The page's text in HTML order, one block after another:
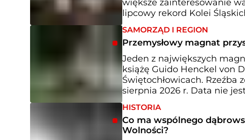
większe zainteresowanie
lipcowy rekord Kolei
SAMORZĄD I REGION
Przemysłowy magnat
Jeden z największych
książę Guido Henckel von
Świętochłowicach. Rzeźba
sierpnia 2026 r. Data nie
HISTORIA
Co ma wspólnego
Wolności?